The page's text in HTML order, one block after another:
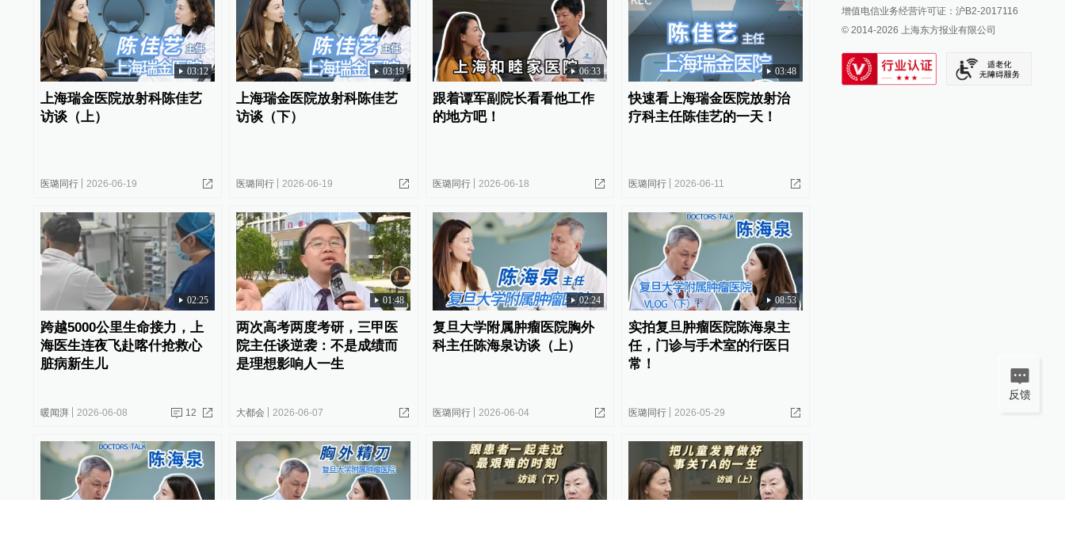
03:12
上海瑞金医院放射科陈佳艺
访谈（上）
医璐同行 2026-06-19
03:19
上海瑞金医院放射科陈佳艺
访谈（下）
医璐同行 2026-06-19
06:33
跟着谭军副院长看看他工作
的地方吧！
医璐同行 2026-06-18
03:48
快速看上海瑞金医院放射治
疗科主任陈佳艺的一天！
医璐同行 2026-06-11
02:25
跨越5000公里生命接力，上
海医生连夜飞赴喀什抢救心
脏病新生儿
暖闻湃 2026-06-08 12
01:48
两次高考两度考研，三甲医
院主任谈逆袭：不是成绩而
是理想影响人一生
大都会 2026-06-07
02:24
复旦大学附属肿瘤医院胸外
科主任陈海泉访谈（上）
医璐同行 2026-06-04
08:53
实拍复旦肿瘤医院陈海泉主
任，门诊与手术室的行医日
常！
医璐同行 2026-05-29
派生万物开放平台
IP SHANGHAI
SIXTH TONE
增值电信业务经营许可证：沪B2-2017116
© 2014-2026 上海东方报业有限公司
反馈